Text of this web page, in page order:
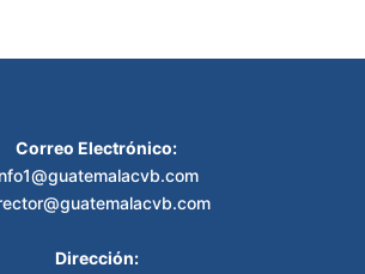
Correo Electrónico:
Dirección: